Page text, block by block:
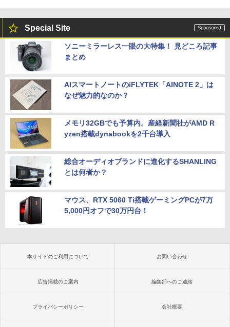
Special Site
ソニーミラーレス一眼の大特集！ 見どころ記事
まとめ
AIスマートノートのiFLYTEK「AINOTE 2」は
なぜ魅力的なのか？
メモリ32GBでも予算内。産経新聞社がAMD R
yzen搭載dynabookを2千台導入
総合オーディオブランドに進化するSHANLING
とは何者か？
マウス、RTX 5060 Ti搭載ゲーミングPCが7万
5,000円オフで30万円台！
本サイトのご利用について お問い合わせ
広告掲載のご案内 編集部へのご連絡
プライバシーポリシー 会社概要